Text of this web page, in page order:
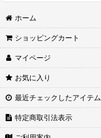
ホーム
ショッピングカート
マイページ
お気に入り
最近チェックしたアイテム
特定商取引法表示